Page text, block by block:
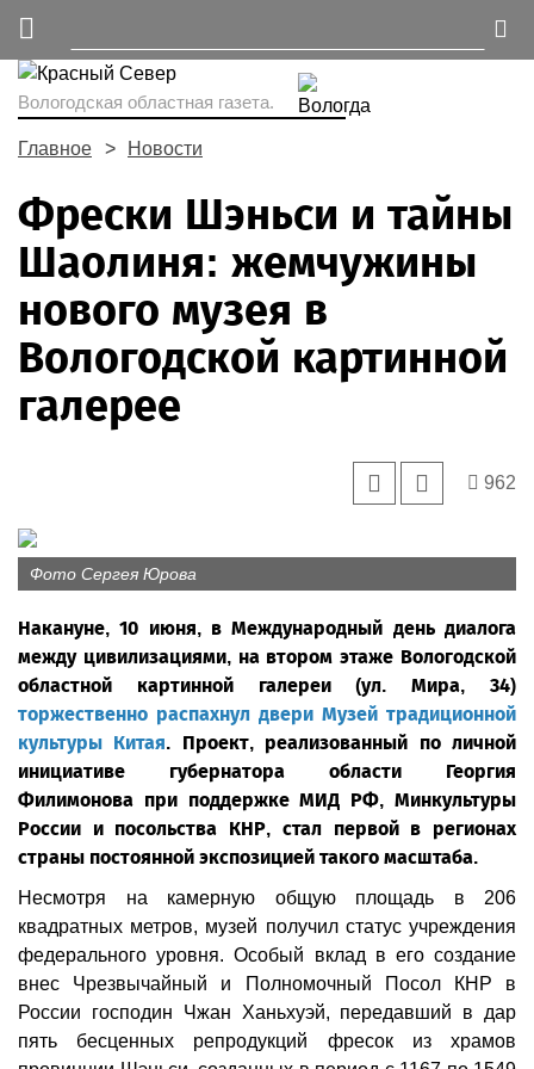
Вологодская областная газета.
Главное Новости
Фрески Шэньси и тайны
Шаолиня: жемчужины
нового музея в
Вологодской картинной
галерее
962
Фото Сергея Юрова
Накануне, 10 июня, в Международный день диалога
между цивилизациями, на втором этаже Вологодской
областной картинной галереи (ул. Мира, 34)
торжественно распахнул двери Музей традиционной
культуры Китая. Проект, реализованный по личной
инициативе губернатора области Георгия
Филимонова при поддержке МИД РФ, Минкультуры
России и посольства КНР, стал первой в регионах
страны постоянной экспозицией такого масштаба.
Несмотря на камерную общую площадь в 206
квадратных метров, музей получил статус учреждения
федерального уровня. Особый вклад в его создание
внес Чрезвычайный и Полномочный Посол КНР в
России господин Чжан Ханьхуэй, передавший в дар
пять бесценных репродукций фресок из храмов